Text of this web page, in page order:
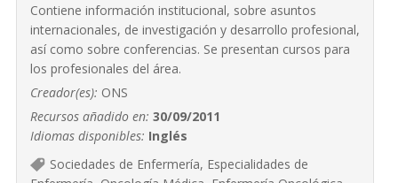
Contiene información institucional, sobre asuntos
internacionales, de investigación y desarrollo profesional,
así como sobre conferencias. Se presentan cursos para
los profesionales del área.
Creador(es): ONS
Recursos añadido en: 30/09/2011
Idiomas disponibles: Inglés
Sociedades de Enfermería, Especialidades de